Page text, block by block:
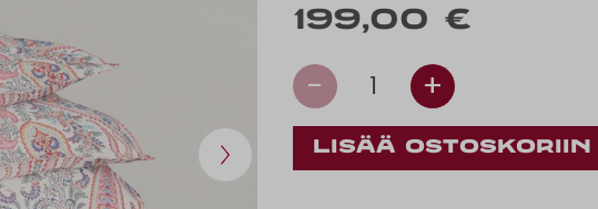
199,00 €
- 1 +